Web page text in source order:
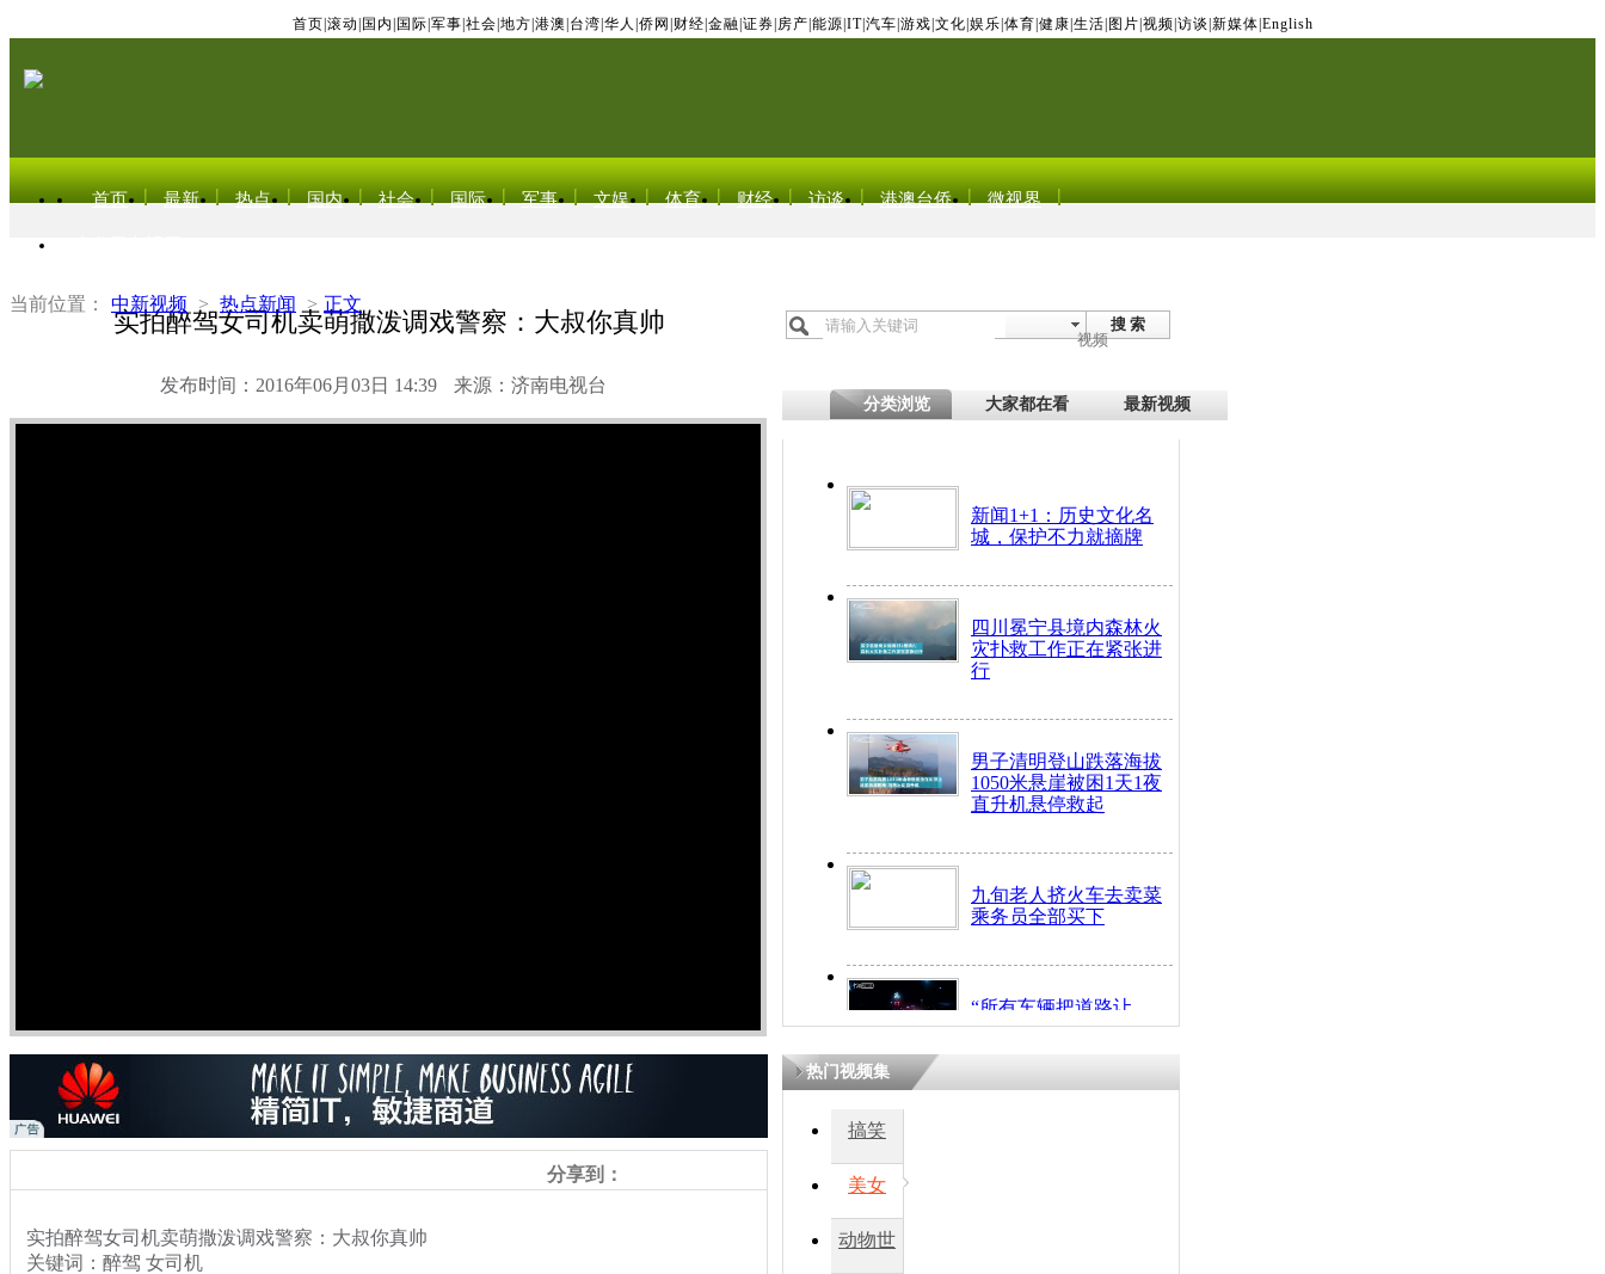
首页 滚动 国内 国际 军事 社会 地方 港澳 台湾 华人 侨网 财经 金融 证券 房产 能源 IT| 汽车 游戏 文化 娱乐 体育 健康 生活 图片 视频 访谈 新媒体 English
首页 最新 热点 国内 社会 国际 军事 文娱 体育 财经 访谈 港澳台侨 微视界
当前位置： 中新视频 > 热点新闻 > 正文
实拍醉驾女司机卖萌撒泼调戏警察：大叔你真帅
发布时间：2016年06月03日 14:39 来源：济南电视台
搜 索
视频
分类浏览 大家都在看 最新视频
新闻1+1：历史文化名
城，保护不力就摘牌
四川冕宁县境内森林火
灾扑救工作正在紧张进
行
男子清明登山跌落海拔
1050米悬崖被困1天1夜
直升机悬停救起
九旬老人挤火车去卖菜
乘务员全部买下
“所有车辆把道路让
开！”儿童突发疾病交
分享到：
实拍醉驾女司机卖萌撒泼调戏警察：大叔你真帅
关键词：醉驾 女司机
热门视频集
搞笑
美女
动物世